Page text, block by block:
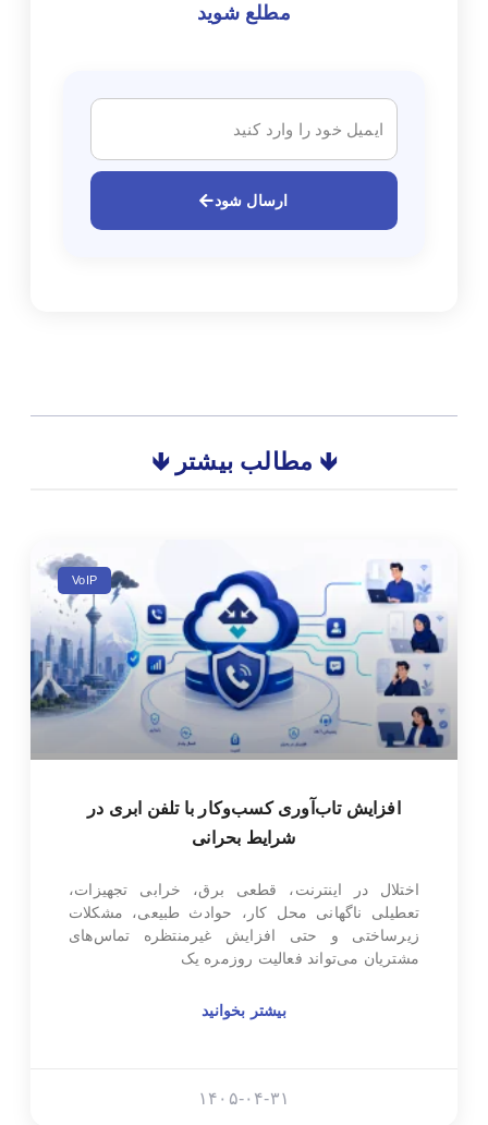
مطلع شوید
ارسال شود
🡻 مطالب بیشتر 🡻
VoIP
افزایش تاب‌آوری کسب‌وکار با تلفن ابری در
شرایط بحرانی
اختلال در اینترنت، قطعی برق، خرابی تجهیزات،
تعطیلی ناگهانی محل کار، حوادث طبیعی، مشکلات
زیرساختی و حتی افزایش غیرمنتظره تماس‌های
مشتریان می‌تواند فعالیت روزمره یک
بیشتر بخوانید
۱۴۰۵-۰۴-۳۱